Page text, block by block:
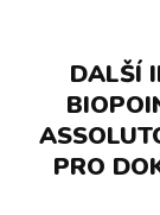
DALŠÍ
PRO